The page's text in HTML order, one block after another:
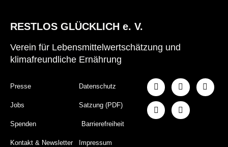
RESTLOS GLÜCKLICH e. V.
Verein für Lebensmittelwertschätzung und
klimafreundliche Ernährung
Presse
Jobs
Spenden
Kontakt & Newsletter
Datenschutz
Satzung (PDF)
Barrierefreiheit
Impressum